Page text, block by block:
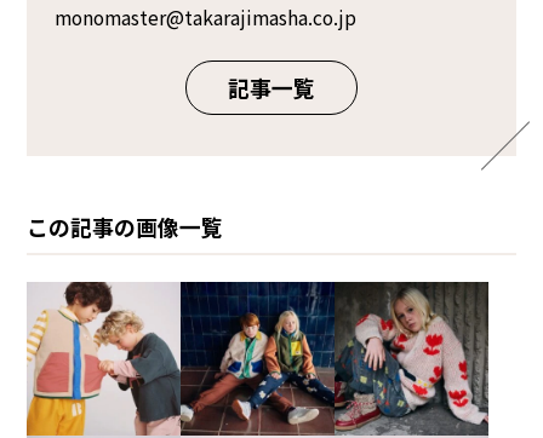
monomaster@takarajimasha.co.jp
記事一覧
この記事の画像一覧